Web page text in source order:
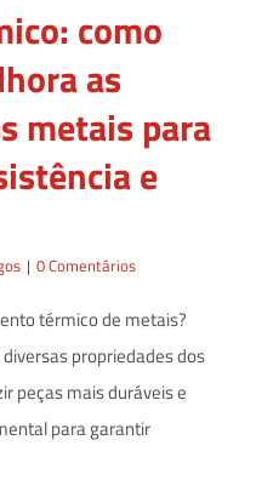
como
as
metais para
e
| 0 Comentários
térmico de metais?
propriedades dos
peças mais duráveis e
para garantir